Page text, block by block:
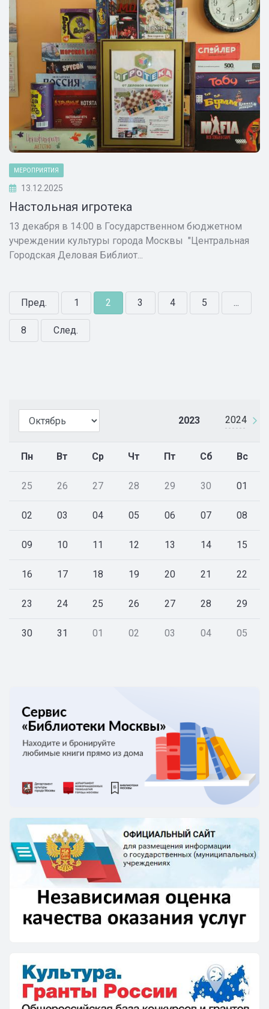
2023 2024
Пн Вт Ср Чт Пт Сб Вс
25 26 27 28 29 30 01
02 03 04 05 06 07 08
09 10 11 12 13 14 15
16 17 18 19 20 21 22
23 24 25 26 27 28 29
30 31 01 02 03 04 05
МЕРОПРИЯТИЯ
13.12.2025
Настольная игротека
13 декабря в 14:00 в Государственном бюджетном
учреждении культуры города Москвы "Центральная
Городская Деловая Библиот...
Пред. 1 2 3 4 5 ...
8 След.